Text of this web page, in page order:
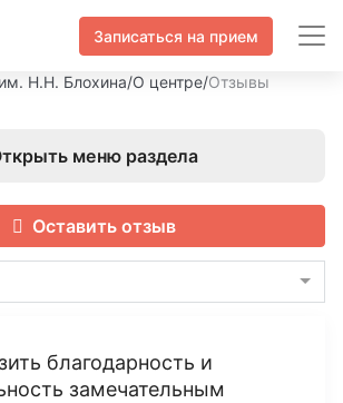
Записаться на прием
Н.Н. Блохина/О центре/Отзывы
меню раздела
Оставить отзыв
благодарность и
замечательным